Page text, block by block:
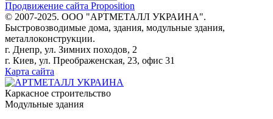
Продвижение сайта Proposition
© 2007-2025. ООО "AРТМЕТАЛЛ УКРАИНА".
Быстровозводимые дома, здания, модульные здания,
металлоконструкции.
г. Днепр, ул. Зимних походов, 2
г. Киев, ул. Преображенская, 23, офис 31
Карта сайта
Каркасное строительство
Модульные здания